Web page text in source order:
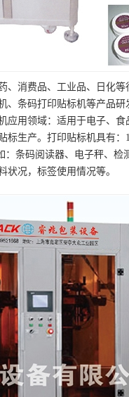
消费品、工业品、日化等
条码打印贴标机等产品
应用领域：适用于电子、食
生产。打印贴标机具有
条码阅读器、电子秤、检
况，标签使用情况等。